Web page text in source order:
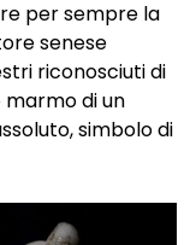
per sempre la
senese
riconosciuti di
di un
simbolo di